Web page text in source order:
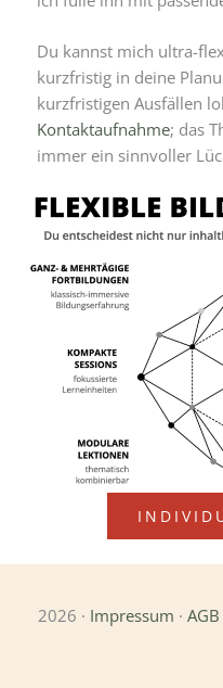
Du kannst mich ultra-
kurzfristig in deine
kurzfristigen Ausfällen
Kontaktaufnahme; das
immer ein sinnvoller
2026 · Impressum · AGB